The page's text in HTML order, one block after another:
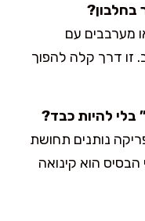
בחלבון?
מערבבים עם
זו דרך קלה להפוך
להיות כבד?
נותנים תחושת
הבסיס הוא קינואה